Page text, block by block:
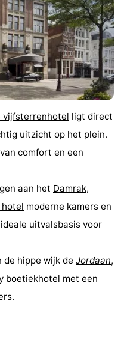
vijfsterrenhotel ligt direct
uitzicht op het plein.
comfort en een
aan het Damrak,
moderne kamers en
uitvalsbasis voor
de hippe wijk de Jordaan,
boetiekhotel met een